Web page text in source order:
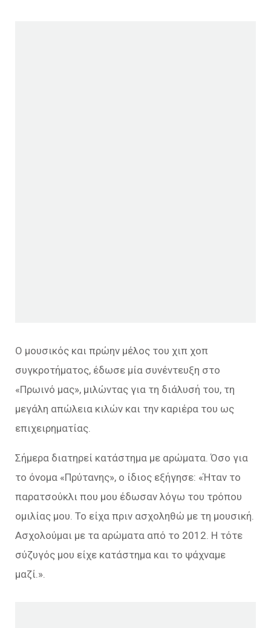
Ο μουσικός και πρώην μέλος του χιπ χοπ
συγκροτήματος, έδωσε μία συνέντευξη στο
«Πρωινό μας», μιλώντας για τη διάλυσή του, τη
μεγάλη απώλεια κιλών και την καριέρα του ως
επιχειρηματίας.
Σήμερα διατηρεί κατάστημα με αρώματα. Όσο για
το όνομα «Πρύτανης», ο ίδιος εξήγησε: «Ήταν το
παρατσούκλι που μου έδωσαν λόγω του τρόπου
ομιλίας μου. Το είχα πριν ασχοληθώ με τη μουσική.
Ασχολούμαι με τα αρώματα από το 2012. Η τότε
σύζυγός μου είχε κατάστημα και το ψάχναμε
μαζί.».